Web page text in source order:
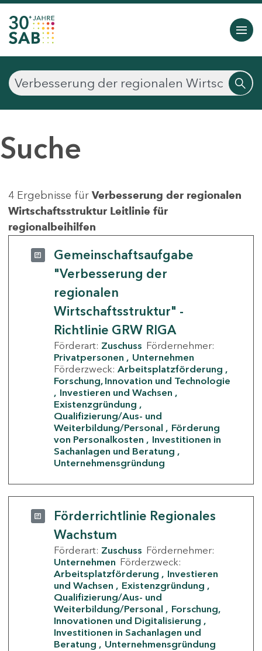
Suche
4 Ergebnisse für Verbesserung der regionalen
Wirtschaftsstruktur Leitlinie für
regionalbeihilfen
Gemeinschaftsaufgabe
"Verbesserung der
regionalen
Wirtschaftsstruktur" -
Richtlinie GRW RIGA
Förderart: Zuschuss Fördernehmer:
Privatpersonen
Unternehmen
Förderzweck: Arbeitsplatzförderung
Forschung, Innovation und Technologie
Investieren und Wachsen
Existenzgründung
Qualifizierung/Aus- und
Weiterbildung/Personal
Förderung
von Personalkosten
Investitionen in
Sachanlagen und Beratung
Unternehmensgründung
Förderrichtlinie Regionales
Wachstum
Förderart: Zuschuss Fördernehmer:
Unternehmen Förderzweck:
Arbeitsplatzförderung
Investieren
und Wachsen
Existenzgründung
Qualifizierung/Aus- und
Weiterbildung/Personal
Forschung,
Innovationen und Digitalisierung
Investitionen in Sachanlagen und
Beratung
Unternehmensgründung